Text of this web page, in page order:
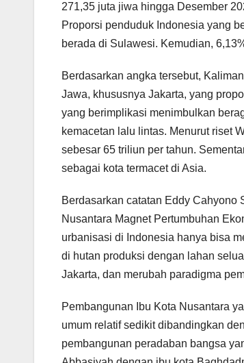
271,35 juta jiwa hingga Desember
Proporsi penduduk Indonesia yang
berada di Sulawesi. Kemudian,
Berdasarkan angka tersebut,
Jawa, khususnya Jakarta, yang
yang berimplikasi menimbulkan
kemacetan lalu lintas. Menurut riset
sebesar 65 triliun per tahun.
sebagai kota termacet di Asia.
Berdasarkan catatan Eddy Cahyono
Nusantara Magnet Pertumbuhan
urbanisasi di Indonesia hanya bisa
di hutan produksi dengan lahan
Jakarta, dan merubah paradigma
Pembangunan Ibu Kota Nusantara
umum relatif sedikit dibandingkan
pembangunan peradaban bangsa